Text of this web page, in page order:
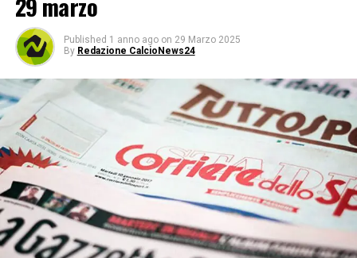
Published 1 anno ago on 29 Marzo 2025
By Redazione CalcioNews24